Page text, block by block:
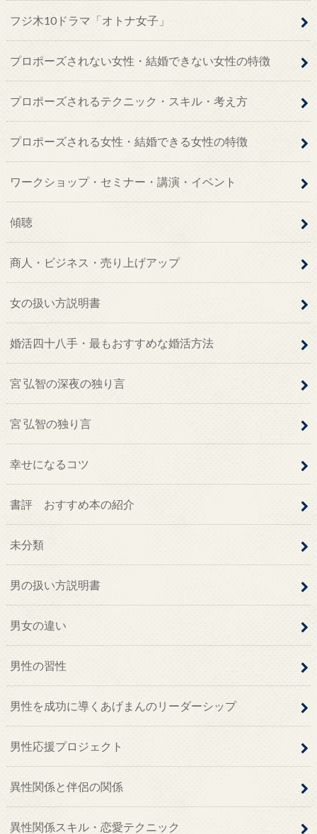
フジ木10ドラマ「オトナ女子」
プロポーズされない女性・結婚できない女性の特徴
プロポーズされるテクニック・スキル・考え方
プロポーズされる女性・結婚できる女性の特徴
ワークショップ・セミナー・講演・イベント
傾聴
商人・ビジネス・売り上げアップ
女の扱い方説明書
婚活四十八手・最もおすすめな婚活方法
宮 弘智の深夜の独り言
宮 弘智の独り言
幸せになるコツ
書評 おすすめ本の紹介
未分類
男の扱い方説明書
男女の違い
男性の習性
男性を成功に導くあげまんのリーダーシップ
男性応援プロジェクト
異性関係と伴侶の関係
異性関係スキル・恋愛テクニック